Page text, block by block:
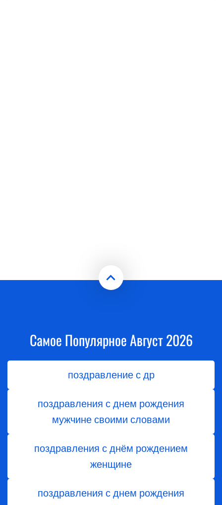
Самое Популярное Август 2026
поздравление с др
поздравления с днем рождения
мужчине своими словами
поздравления с днём рождением
женщине
поздравления с днем рождения